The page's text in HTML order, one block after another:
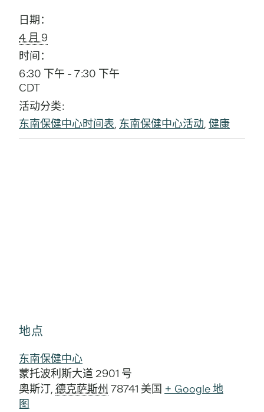
日期：
4 月 9
时间：
6:30 下午 - 7:30 下午
CDT
活动分类:
东南保健中心时间表, 东南保健中心活动, 健康
地点
东南保健中心
蒙托波利斯大道 2901 号
奥斯汀, 德克萨斯州 78741 美国 + Google 地
图